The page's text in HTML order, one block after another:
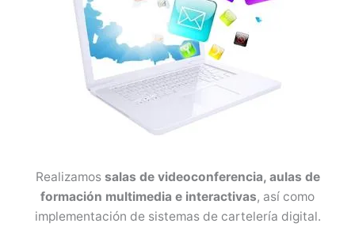
Realizamos salas de videoconferencia, aulas de
formación multimedia e interactivas, así como
implementación de sistemas de cartelería digital.